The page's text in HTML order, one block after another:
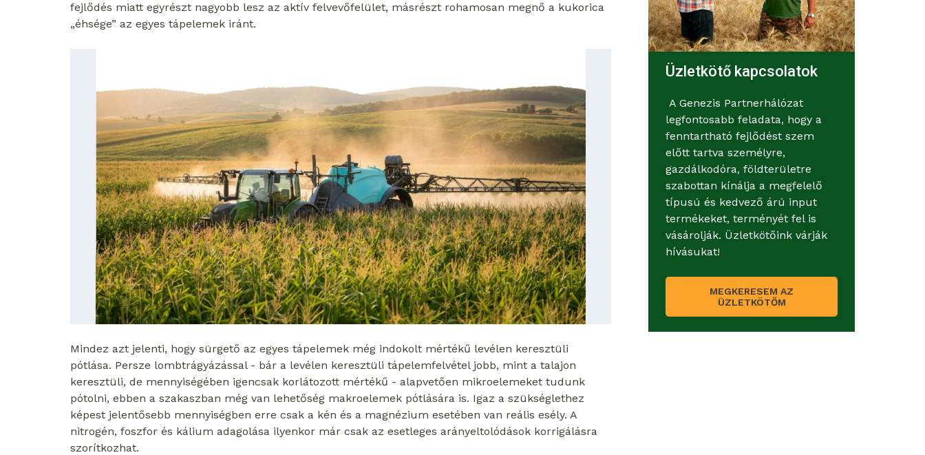
fejlődés miatt egyrészt nagyobb lesz az aktív felvevőfelület, másrészt rohamosan megnő a kukorica
„éhsége” az egyes tápelemek iránt.
Mindez azt jelenti, hogy sürgető az egyes tápelemek még indokolt mértékű levélen keresztüli
pótlása. Persze lombtrágyázással - bár a levélen keresztüli tápelemfelvétel jobb, mint a talajon
keresztüli, de mennyiségében igencsak korlátozott mértékű - alapvetően mikroelemeket tudunk
pótolni, ebben a szakaszban még van lehetőség makroelemek pótlására is. Igaz a szükséglethez
képest jelentősebb mennyiségben erre csak a kén és a magnézium esetében van reális esély. A
nitrogén, foszfor és kálium adagolása ilyenkor már csak az esetleges arányeltolódások korrigálásra
szorítkozhat.
Üzletkötő kapcsolatok
A Genezis Partnerhálózat
legfontosabb feladata, hogy a
fenntartható fejlődést szem
előtt tartva személyre,
gazdálkodóra, földterületre
szabottan kínálja a megfelelő
típusú és kedvező árú input
termékeket, terményét fel is
vásárolják. Üzletkötőink várják
hívásukat!
MEGKERESEM AZ
ÜZLETKÖTŐM